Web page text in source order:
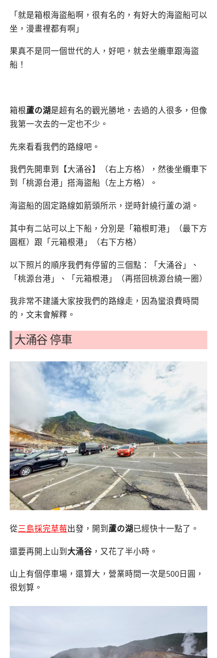
「就是箱根海盜船啊，很有名的，有好大的海盜船可以
坐，漫畫裡都有啊」
果真不是同一個世代的人，好吧，就去坐纜車跟海盜
船！
箱根蘆の湖是超有名的觀光勝地，去過的人很多，但像
我第一次去的一定也不少。
先來看看我們的路線吧。
我們先開車到【大涌谷】（右上方格），然後坐纜車下
到「桃源台港」搭海盜船（左上方格）。
海盜船的固定路線如箭頭所示，逆時針繞行蘆の湖。
其中有二站可以上下船，分別是「箱根町港」（最下方
圓框）跟「元箱根港」（右下方格）
以下照片的順序我們有停留的三個點：「大涌谷」、
「桃源台港」、「元箱根港」（再搭回桃源台繞一圈）
我非常不建議大家按我們的路線走，因為蠻浪費時間
的，文末會解釋。
大涌谷 停車
從三島採完草莓出發，開到蘆の湖已經快十一點了。
還要再開上山到大涌谷 ，又花了半小時。
山上有個停車場，還算大，營業時間一次是500日圓，
很划算。